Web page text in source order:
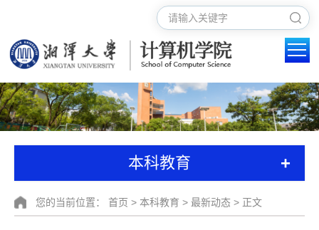
本科教育 +
您的当前位置： 首页 > 本科教育 > 最新动态 > 正文